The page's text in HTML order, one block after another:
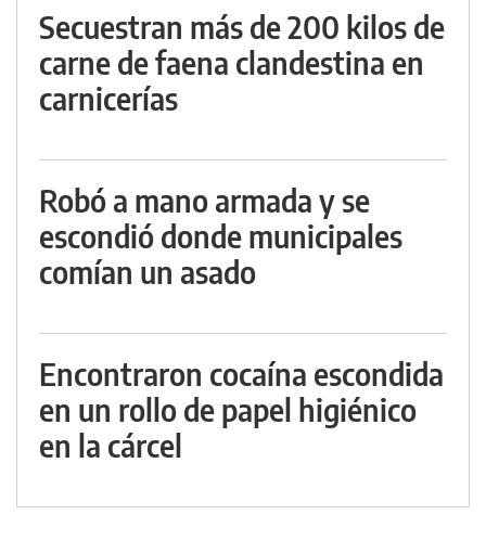
Secuestran más de 200 kilos de
carne de faena clandestina en
carnicerías
Robó a mano armada y se
escondió donde municipales
comían un asado
Encontraron cocaína escondida
en un rollo de papel higiénico
en la cárcel